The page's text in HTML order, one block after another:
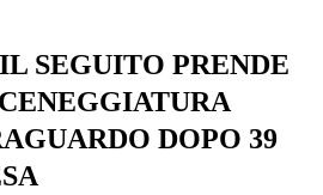
SEGUITO PRENDE
DOPO 39